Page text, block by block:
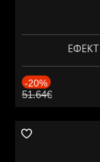
ЕФЕКТ
-20%
51.64€